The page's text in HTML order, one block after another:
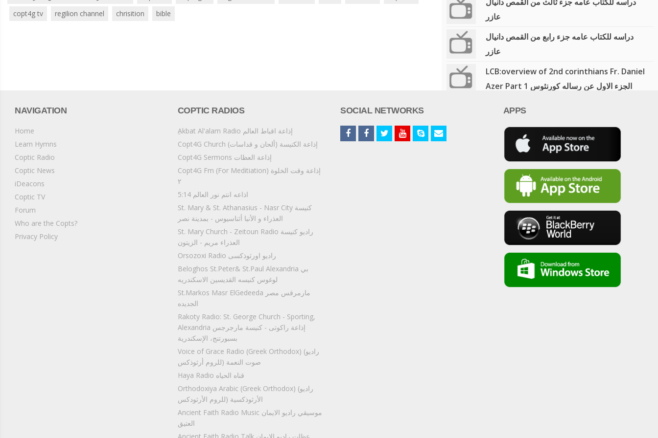
copt4g tv
regilion channel chrisition bible
عازر
دراسه للكتاب عامه جزء رابع من القمص دانيال
عازر
LCB:overview of 2nd corinthians Fr. Daniel
Azer Part 1 الجزء الاول عن رساله كورنثوس
Azer Part 2 الجزء الثاني عن رساله كورنثوس
LCB:Ephesians chapter 5 Father Daniel
Azer للقمص دانيال عازر افسس ٥
LCB: sources of coptic church teachings
مصادر التعليم في الكنيسه القبطيه للقمص دانيال
عازرسلسله ١
LCB: Authors of the holy bible سلسله ٢من
كتب الكتاب المقدس؟ للقمص دانيال عازر
LCB:comparison of genesis and revelation
NAVIGATION
Home
Learn Hymns
Coptic Radio
Coptic News
iDeacons
Coptic TV
Forum
Who are the Copts?
Privacy Policy
COPTIC RADIOS
ِAkbat Al'alam Radio إذاعة اقباط العالم
Copt4G Church إذاعة الكنيسة (ألحان و قداسات)
Copt4G Sermons إذاعة العظات
Copt4G Fm (For Meditiation) إذاعة وقت الخلوة
٢
5:14 اذاعه انتم نور العالم
St. Mary & St. Athanasius - Nasr City كنيسة
العذراء و الأنبا أثناسيوس - بمدينة نصر
St. Mary Church - Zeitoun Radio راديو كنيسة
العذراء مريم - الزيتون
Orsozoxi Radio راديو اورثوذكسى
Beloghos St.Peter& St.Paul Alexandria بي
لوغوس كنيسه القديسين الاسكندريه
St.Markos Masr ElGedeeda مارمرقس مصر
الجديده
Rakoty Radio: St. George Church - Sporting,
Alexandria إذاعة راكوتى - كنيسة مارجرجس
بسبورتنج، الإسكندرية
Voice of Grace Radio (Greek Orthodox) (راديو
صوت النعمة (للروم أرثوذكس
Haya Radio قناه الحياه
Orthodoxiya Arabic (Greek Orthodox) (راديو
الأرثوذكسية (للروم الأرثودكس
Ancient Faith Radio Music موسيقي راديو الايمان
العتيق
SOCIAL NETWORKS APPS